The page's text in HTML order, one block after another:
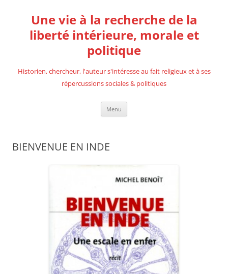
contenuUne vie à la recherche de la
liberté intérieure, morale et
politique
Historien, chercheur, l'auteur s'intéresse au fait religieux et à ses
répercussions sociales & politiques
Menu
BIENVENUE EN INDE